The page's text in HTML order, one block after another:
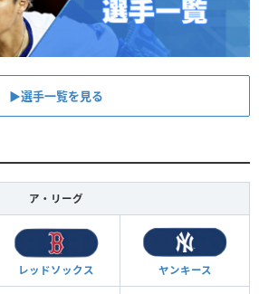
▶︎選手一覧を見る
ア・リーグ
レッドソックス ヤンキース